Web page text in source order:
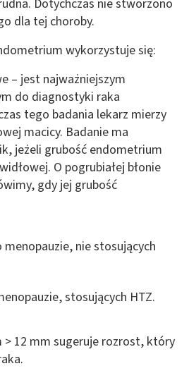
Dotychczas nie stworzono
dla tej choroby.
wykorzystuje się:
– jest najważniejszym
do diagnostyki raka
tego badania lekarz mierzy
macicy. Badanie ma
jeżeli grubość endometrium
O pogrubiałej błonie
gdy jej grubość
nie stosujących
stosujących HTZ.
> 12 mm sugeruje rozrost, który